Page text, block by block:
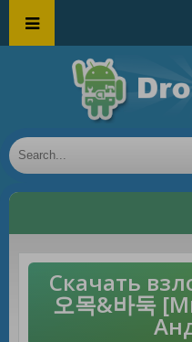
Скачать
오목&바둑